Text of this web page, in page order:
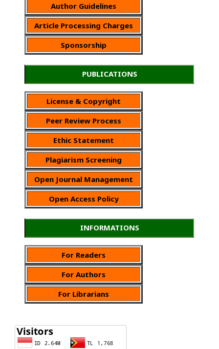
Author Guidelines
Article Processing Charges
Sponsorship
PUBLICATIONS
License & Copyright
Peer Review Process
Ethic Statement
Plagiarism Screening
Open Journal Management
Open Access Policy
INFORMATIONS
For Readers
For Authors
For Librarians